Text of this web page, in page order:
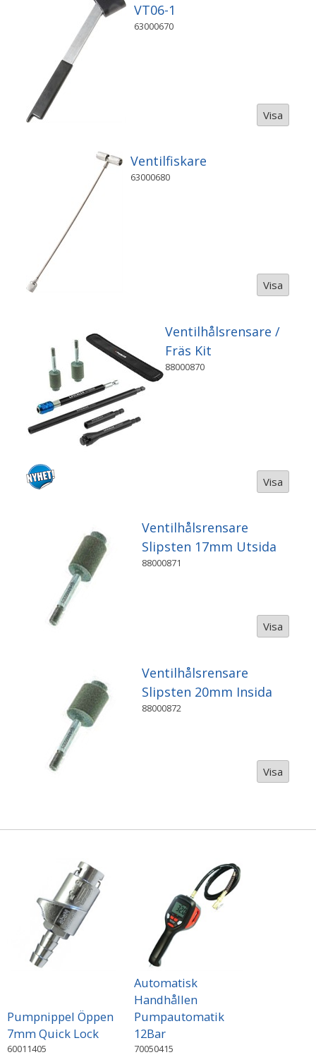
VT06-1
63000670
Visa
Ventilfiskare
63000680
Visa
Ventilhålsrensare /
Fräs Kit
88000870
Visa
Ventilhålsrensare
Slipsten 17mm Utsida
88000871
Visa
Ventilhålsrensare
Slipsten 20mm Insida
88000872
Visa
Pumpnippel Öppen
7mm Quick Lock
60011405
Automatisk
Handhållen
Pumpautomatik
12Bar
70050415